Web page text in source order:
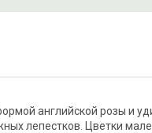
английской розы и
лепестков. Цветки